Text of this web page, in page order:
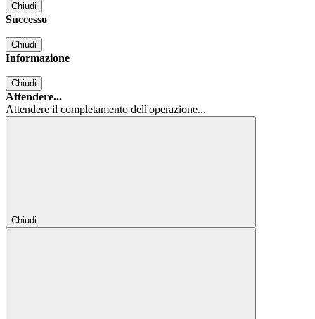
Chiudi
Successo
Chiudi
Informazione
Chiudi
Attendere...
Attendere il completamento dell'operazione...
Chiudi